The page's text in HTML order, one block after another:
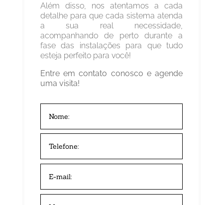
Além disso, nos atentamos a cada
detalhe para que cada sistema atenda
a sua real necessidade,
acompanhando de perto durante a
fase das instalações para que tudo
esteja perfeito para você!
Entre em contato conosco e agende
uma visita!